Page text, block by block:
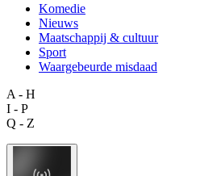
Komedie
Nieuws
Maatschappij & cultuur
Sport
Waargebeurde misdaad
A - H
I - P
Q - Z